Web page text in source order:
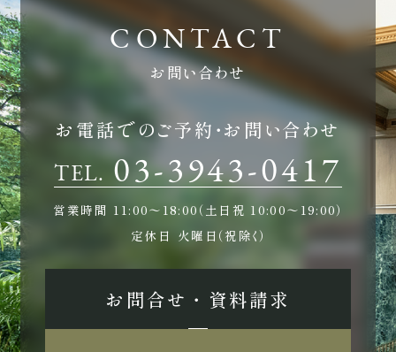
お問い合わせ
お電話でのご予約・お問い合わせ
TEL. 03-3943-0417
営業時間 11:00〜18:00（土日祝 10:00〜19:00）
定休日 火曜日（祝除く）
お問合せ ・ 資料請求